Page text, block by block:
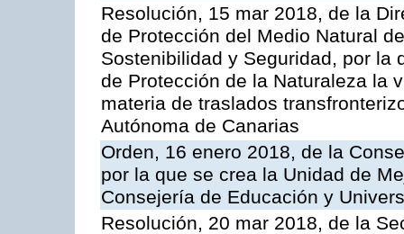
Resolución, 15 mar 2018, de la
de Protección del Medio Natural
Sostenibilidad y Seguridad, por la
de Protección de la Naturaleza la
materia de traslados
Autónoma de Canarias
Orden, 16 enero 2018, de la
por la que se crea la Unidad de
Consejería de Educación y
Resolución, 20 mar 2018, de la